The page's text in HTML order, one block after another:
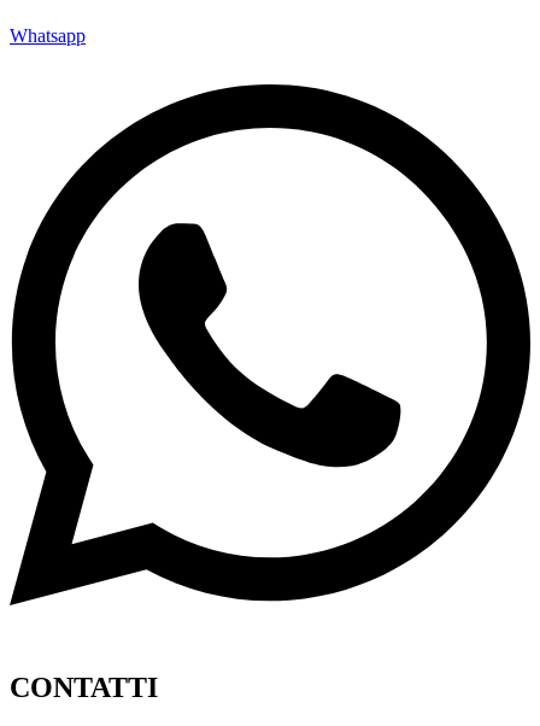
Whatsapp
CONTATTI